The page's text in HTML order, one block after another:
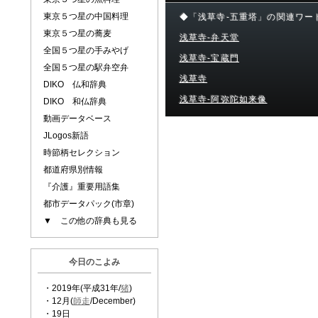
東京５つ星の中国料理
東京５つ星の蕎麦
全国５つ星の手みやげ
全国５つ星の駅弁空弁
DIKO 仏和辞典
DIKO 和仏辞典
動画データベース
JLogos新語
時節柄セレクション
都道府県別情報
『介護』重要用語集
都市データパック(市章)
▼ この他の辞典も見る
今日のこよみ
・2019年(平成31年/猪)
・12月(師走/December)
・19日
◆「浅草寺-五重塔」の関連ワー
浅草寺-弁天堂
浅草寺-宝蔵門
浅草寺
浅草寺-阿弥陀如来像